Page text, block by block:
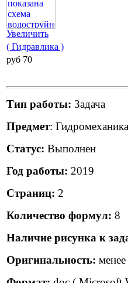
Увеличить
( Гидравлика )
pуб 70
Тип работы: Задача
Предмет: Гидромеханика
Статус: Выполнен
Год работы: 2019
Страниц: 2
Количество формул: 8
Наличие рисунка к
Оригинальность: